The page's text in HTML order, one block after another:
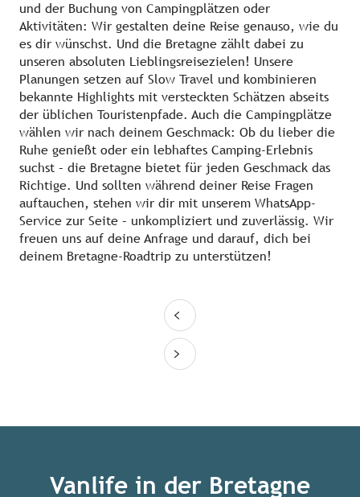
und der Buchung von Campingplätzen oder
Aktivitäten: Wir gestalten deine Reise genauso, wie du
es dir wünschst. Und die Bretagne zählt dabei zu
unseren absoluten Lieblingsreisezielen! Unsere
Planungen setzen auf Slow Travel und kombinieren
bekannte Highlights mit versteckten Schätzen abseits
der üblichen Touristenpfade. Auch die Campingplätze
wählen wir nach deinem Geschmack: Ob du lieber die
Ruhe genießt oder ein lebhaftes Camping-Erlebnis
suchst – die Bretagne bietet für jeden Geschmack das
Richtige. Und sollten während deiner Reise Fragen
auftauchen, stehen wir dir mit unserem WhatsApp-
Service zur Seite – unkompliziert und zuverlässig. Wir
freuen uns auf deine Anfrage und darauf, dich bei
deinem Bretagne-Roadtrip zu unterstützen!
Vanlife in der Bretagne